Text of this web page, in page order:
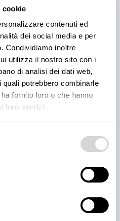
cookie
contenuti ed
dei social media e per
Condividiamo inoltre
utilizza il nostro sito con i
di analisi dei dati web,
potrebbero combinarle
fornito loro o che hanno
loro servizi.
le BBQ ribs per il
e confronta le
nel catalogo Polo.
e amore per il